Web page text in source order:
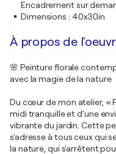
Encadrement sur
Dimensions : 40x30in
À propos de
🌸 Peinture florale
avec la magie de la nature
Du cœur de mon atelier, «
midi tranquille et d'une
vibrante du jardin. Cette
s'adresse à tous ceux qui
la nature, qui s'arrêtent